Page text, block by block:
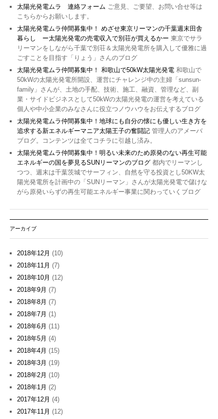
太陽光発電ムラ 連絡フォーム ご意見、ご要望、お問い合せ等は
こちらからお願いします。
太陽光発電ムラ仲間募集中！ めざせ東京リーマンの千葉週末田舎
暮らし ー太陽光発電の売電収入で別荘が買えるかー 東京でサラ
リーマンをしながら千葉で別荘＆太陽光発電所を購入して優雅に過
ごすことを目指す「りょう」さんのブログ
太陽光発電ムラ仲間募集中！ 和歌山で50kW太陽光発電 和歌山で
50kWの太陽光発電所開設、運営にチャレンジ中の主婦「sunsun-
family」さんが、土地の手配、技術、施工、融資、管理など、副
業・サイドビジネスとして50kWの太陽光発電の運営を考えている
個人や中小企業のみなさんに役立つノウハウをお伝えするブログ
太陽光発電ムラ仲間募集中！地球にも自分の懐にも優しい生き方を
追求する新エネルギーマニア太陽王子の奮闘記 管理人のアメーバ
ブログ。コンテンツは全てコチラに引越し済み。
太陽光発電ムラ仲間募集中！明るい未来のため原発のない再生可能
エネルギーの国を夢見るSUNリーマンのブログ 都内でリーマンし
つつ、週末は千葉茨城でサーフィン、自然を守る投資とし50KW太
陽光発電所を計画中の「SUNリーマン」さんが太陽光発電で儲けな
がら原発いらずの再生可能エネルギー事業に関わっていくブログ
アーカイブ
2018年12月 (10)
2018年11月 (7)
2018年10月 (12)
2018年9月 (7)
2018年8月 (7)
2018年7月 (1)
2018年6月 (11)
2018年5月 (4)
2018年4月 (15)
2018年3月 (19)
2018年2月 (10)
2018年1月 (2)
2017年12月 (4)
2017年11月 (12)